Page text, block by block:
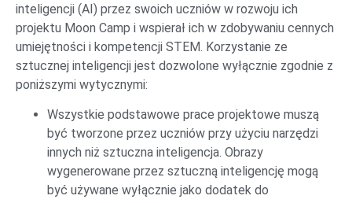
inteligencji (AI) przez swoich uczniów w rozwoju ich
projektu Moon Camp i wspierał ich w zdobywaniu cennych
umiejętności i kompetencji STEM. Korzystanie ze
sztucznej inteligencji jest dozwolone wyłącznie zgodnie z
poniższymi wytycznymi:
Wszystkie podstawowe prace projektowe muszą
być tworzone przez uczniów przy użyciu narzędzi
innych niż sztuczna inteligencja. Obrazy
wygenerowane przez sztuczną inteligencję mogą
być używane wyłącznie jako dodatek do